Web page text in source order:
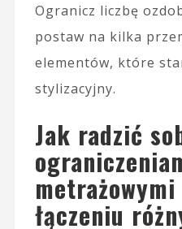
Ogranicz liczbę
postaw na kilka
elementów, które
stylizacyjny.
Jak radzić
łączeniu